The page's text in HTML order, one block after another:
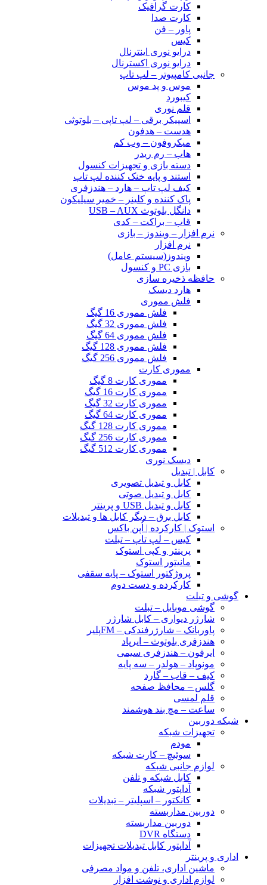
کارت گرافیک
کارت صدا
پاور – فن
کیس
درایو نوری اینترنال
درایو نوری اکسترنال
جانبی کامپیوتر – لپ تاپ
موس و پد موس
کیبورد
قلم نوری
اسپیکر برقی – لپ تاپی – بلوتوثی
هدست – هدفون
میکروفون – وب کم
هاب – رم ریدر
دسته بازی و تجهیزات کنسول
استند و پایه خنک کننده لپ تاپ
کیف لپ تاپ – هارد – هندزفری
پاک کننده و کلینر – خمیر سیلیکون
دانگل بلوتوث USB – AUX
قاب – براکت – کدی
نرم افزار – ویندوز – بازی
نرم افزار
ویندوز(سیستم عامل)
بازی PC و کنسول
حافظه ذخیره سازی
هارد دیسک
فلش مموری
فلش مموری 16 گیگ
فلش مموری 32 گیگ
فلش مموری 64 گیگ
فلش مموری 128 گیگ
فلش مموری 256 گیگ
مموری کارت
مموری کارت 8 گیگ
مموری کارت 16 گیگ
مموری کارت 32 گیگ
مموری کارت 64 گیگ
مموری کارت 128 گیگ
مموری کارت 256 گیگ
مموری کارت 512 گیگ
دیسک نوری
کابل | تبدیل
کابل و تبدیل تصویری
کابل و تبدیل صوتی
کابل و تبدیل USB و پرینتر
کابل برق – دیگر کابل ها و تبدیلات
استوک | کارکرده | اُپن باکس
کیس – لپ تاپ – تبلت
پرینتر و کپی استوک
مانیتور استوک
پروژکتور استوک – پایه سقفی
کارکرده و دست دوم
گوشی و تبلت
گوشی موبایل – تبلت
شارژر دیواری – کابل شارژر
پاوربانک – شارژرفندکی – FMپلیر
هندزفری بلوتوث – ایرپاد
ایرفون – هندزفری سیمی
مونوپاد – هولدر – سه پایه
کیف – قاب – گارد
گلس – محافظ صفحه
قلم لمسی
ساعت – مچ بند هوشمند
شبکه دوربین
تجهیزات شبکه
مودم
سوئیچ – کارت شبکه
لوازم جانبی شبکه
کابل شبکه و تلفن
آداپتور شبکه
کانکتور – اسپلیتر – تبدیلات
دوربین مداربسته
دوربین مداربسته
دستگاه DVR
آداپتور کابل تبدیلات تجهیزات
اداری و پرینتر
ماشین اداری، تلفن و مواد مصرفی
لوازم اداری و نوشت افزار